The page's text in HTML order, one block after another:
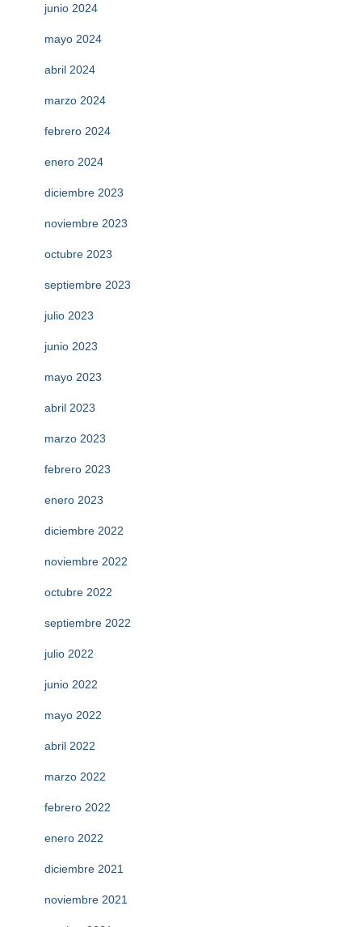
junio 2024
mayo 2024
abril 2024
marzo 2024
febrero 2024
enero 2024
diciembre 2023
noviembre 2023
octubre 2023
septiembre 2023
julio 2023
junio 2023
mayo 2023
abril 2023
marzo 2023
febrero 2023
enero 2023
diciembre 2022
noviembre 2022
octubre 2022
septiembre 2022
julio 2022
junio 2022
mayo 2022
abril 2022
marzo 2022
febrero 2022
enero 2022
diciembre 2021
noviembre 2021